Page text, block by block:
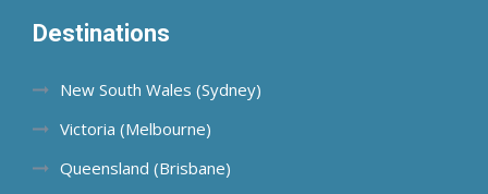
Destinations
New South Wales (Sydney)
Victoria (Melbourne)
Queensland (Brisbane)